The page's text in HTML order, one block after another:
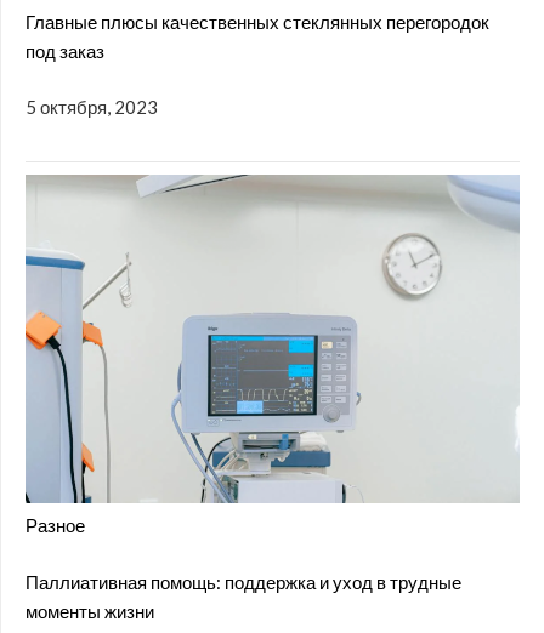
Главные плюсы качественных стеклянных перегородок
под заказ
5 октября, 2023
Разное
Паллиативная помощь: поддержка и уход в трудные
моменты жизни